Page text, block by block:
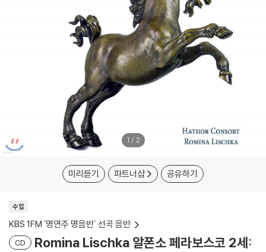
1 / 2
미리듣기 파트너샵 공유하기
수입
KBS 1FM '명연주 명음반` 선곡 음반
CD
Romina Lischka 알폰소 페라보스코 2세: